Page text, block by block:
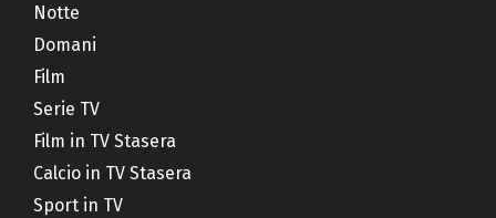
Notte
Domani
Film
Serie TV
Film in TV Stasera
Calcio in TV Stasera
Sport in TV